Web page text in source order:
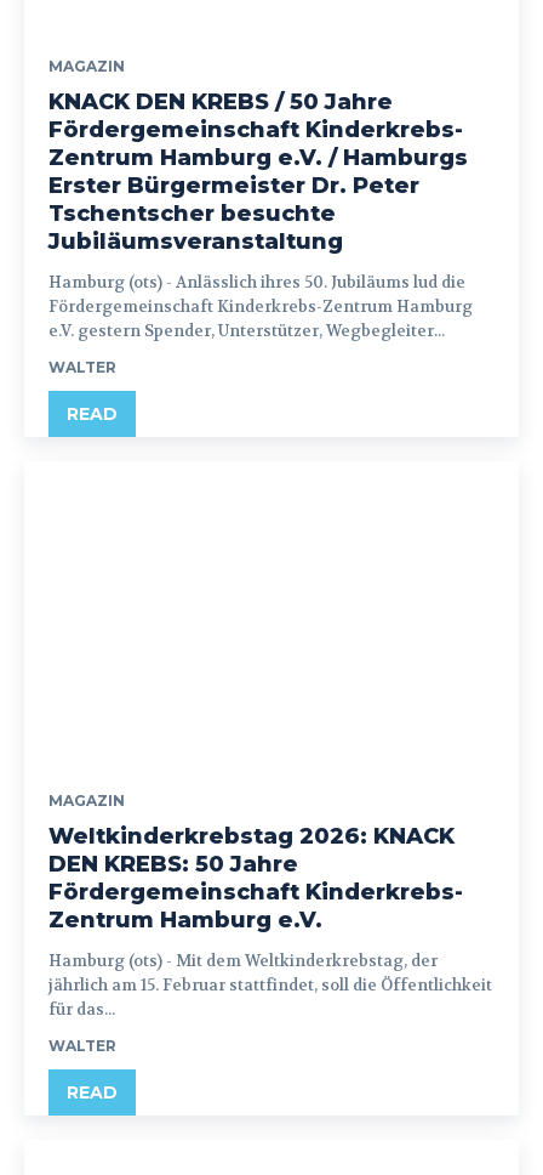
MAGAZIN
KNACK DEN KREBS / 50 Jahre
Fördergemeinschaft Kinderkrebs-
Zentrum Hamburg e.V. / Hamburgs
Erster Bürgermeister Dr. Peter
Tschentscher besuchte
Jubiläumsveranstaltung
Hamburg (ots) - Anlässlich ihres 50. Jubiläums lud die
Fördergemeinschaft Kinderkrebs-Zentrum Hamburg
e.V. gestern Spender, Unterstützer, Wegbegleiter...
WALTER
READ
MAGAZIN
Weltkinderkrebstag 2026: KNACK
DEN KREBS: 50 Jahre
Fördergemeinschaft Kinderkrebs-
Zentrum Hamburg e.V.
Hamburg (ots) - Mit dem Weltkinderkrebstag, der
jährlich am 15. Februar stattfindet, soll die Öffentlichkeit
für das...
WALTER
READ